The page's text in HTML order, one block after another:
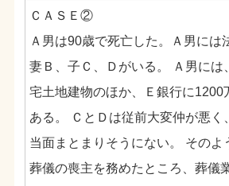
ＣＡＳＥ②
Ａ男は90歳で死亡した。Ａ男には
妻Ｂ、子Ｃ、Ｄがいる。 Ａ男には
宅土地建物のほか、Ｅ銀行に1200
ある。 ＣとＤは従前大変仲が悪く
当面まとまりそうにない。 そのよ
葬儀の喪主を務めたところ、葬儀